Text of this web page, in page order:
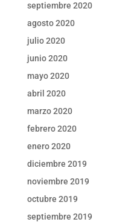
septiembre 2020
agosto 2020
julio 2020
junio 2020
mayo 2020
abril 2020
marzo 2020
febrero 2020
enero 2020
diciembre 2019
noviembre 2019
octubre 2019
septiembre 2019